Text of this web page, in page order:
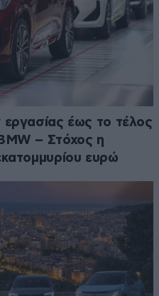
έως το τέλος
– Στόχος η
ευρώ